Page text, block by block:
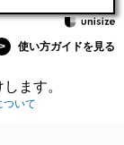
> 使い方ガイドを見る
ます。
ついて